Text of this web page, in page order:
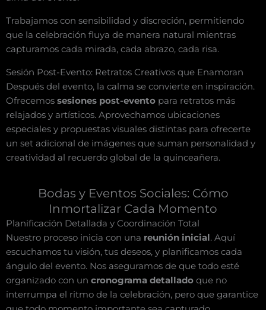
Trabajamos con sensibilidad y discreción, permitiendo
que la celebración fluya de manera natural mientras
capturamos cada mirada, cada abrazo, cada risa.
Sesión Post-Evento: Retratos Creativos que Enamoran
Después del evento, la calma se convierte en inspiración.
Ofrecemos sesiones post-evento para retratos más
relajados y artísticos. Aprovechamos ubicaciones
especiales y propuestas visuales distintas para ofrecerte
un set adicional de imágenes que suman personalidad y
creatividad al recuerdo global de la quinceañera.
Bodas y Eventos Sociales: Cómo
Inmortalizar Cada Momento
Planificación Detallada y Coordinación Total
Nuestro proceso inicia con una reunión inicial. Aquí
escuchamos tu visión, tus deseos, y planificamos cada
ángulo del evento. Nos aseguramos de que todo esté
organizado con un cronograma detallado que no
interrumpa el ritmo de la celebración, pero que garantice